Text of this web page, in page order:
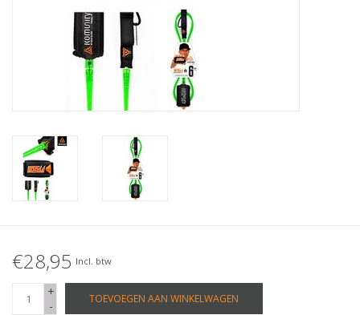
€28,95 Incl. btw
+
-
TOEVOEGEN AAN WINKELWAGEN